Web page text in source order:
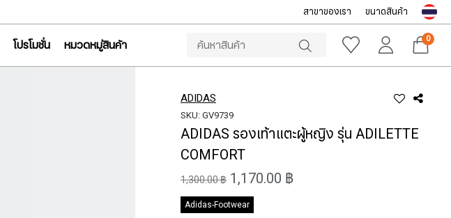
NOTICE Sportsworld
สาขาของเรา ขนาดสินค้า
โปรโมชั่น หมวดหมู่สินค้า 0
ADIDAS
SKU: GV9739
ADIDAS รองเท้าแตะผู้หญิง รุ่น ADILETTE
COMFORT
1,300.00 ฿ 1,170.00 ฿
Adidas-Footwear